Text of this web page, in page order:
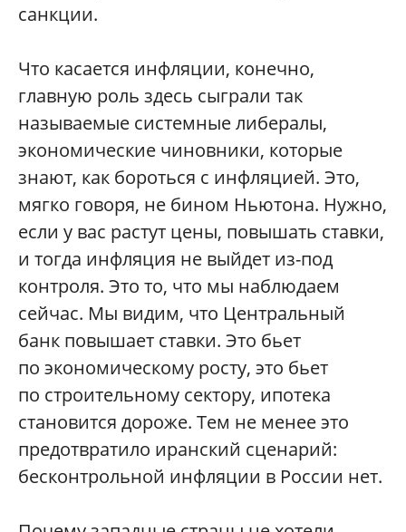
санкции.
Что касается инфляции, конечно,
главную роль здесь сыграли так
называемые системные либералы,
экономические чиновники, которые
знают, как бороться с инфляцией. Это,
мягко говоря, не бином Ньютона. Нужно,
если у вас растут цены, повышать ставки,
и тогда инфляция не выйдет из-под
контроля. Это то, что мы наблюдаем
сейчас. Мы видим, что Центральный
банк повышает ставки. Это бьет
по экономическому росту, это бьет
по строительному сектору, ипотека
становится дороже. Тем не менее это
предотвратило иранский сценарий:
бесконтрольной инфляции в России нет.